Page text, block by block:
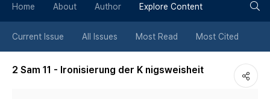
튼
Home About Author Explore Content
Current Issue All Issues Most Read Most Cited
2 Sam 11 - Ironisierung der K nigsweisheit